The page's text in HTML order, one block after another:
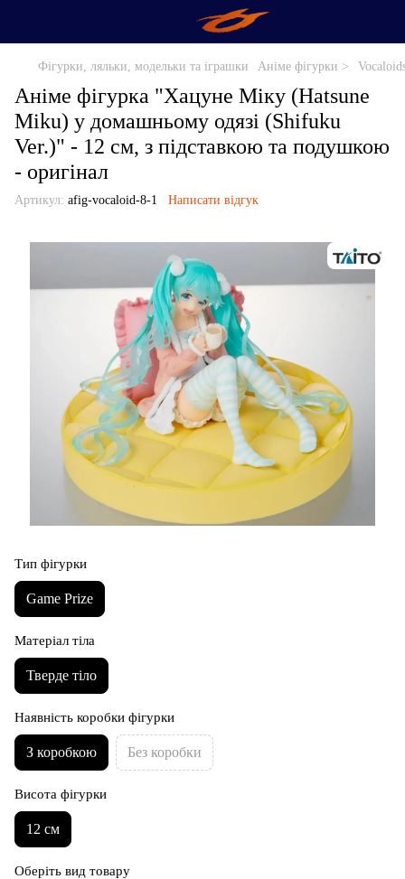
Фігурки, ляльки, модельки та іграшки Аніме фігурки >
Аніме фігурка "Хацуне Міку (Hatsune
Miku) у домашньому одязі (Shifuku
Ver.)" - 12 см, з підставкою та подушкою
- оригінал
Артикул: afig-vocaloid-8-1 Написати відгук
Тип фігурки
Game Prize
Матеріал тіла
Тверде тіло
Наявність коробки фігурки
З коробкою Без коробки
Висота фігурки
12 см
Оберіть вид товару